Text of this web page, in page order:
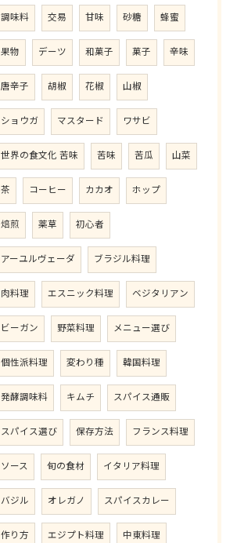
調味料 交易 甘味 砂糖 蜂蜜
果物 デーツ 和菓子 菓子 辛味
唐辛子 胡椒 花椒 山椒
ショウガ マスタード ワサビ
世界の食文化 苦味 苦味 苦瓜 山菜
茶 コーヒー カカオ ホップ
焙煎 薬草 初心者
アーユルヴェーダ ブラジル料理
肉料理 エスニック料理 ベジタリアン
ビーガン 野菜料理 メニュー選び
個性派料理 変わり種 韓国料理
発酵調味料 キムチ スパイス通販
スパイス選び 保存方法 フランス料理
ソース 旬の食材 イタリア料理
バジル オレガノ スパイスカレー
作り方 エジプト料理 中東料理